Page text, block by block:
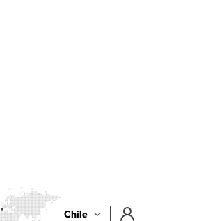
Chile